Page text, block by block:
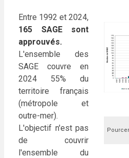
Entre 1992 et 2024,
165 SAGE sont
approuvés.
L'ensemble des
SAGE couvre en
2024 55% du
territoire français
(métropole et
outre-mer).
L'objectif n'est pas
de couvrir
l'ensemble du